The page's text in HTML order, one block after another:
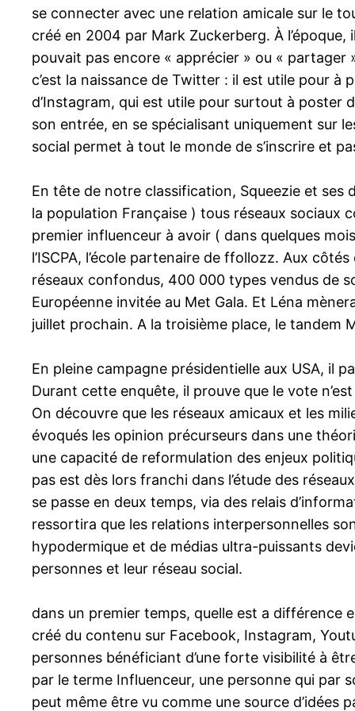
se connecter avec une relation amicale sur le
créé en 2004 par Mark Zuckerberg. À
pouvait pas encore « apprécier » ou «
c’est la naissance de Twitter : il est utile pour
d’Instagram, qui est utile pour surtout à poster
son entrée, en se spécialisant uniquement sur
social permet à tout le monde de s’inscrire et
En tête de notre classification, Squeezie et ses
la population Française ) tous réseaux sociaux
premier influenceur à avoir ( dans quelques
l’ISCPA, l’école partenaire de ffollozz. Aux
réseaux confondus, 400 000 types vendus de
Européenne invitée au Met Gala. Et Léna
juillet prochain. A la troisième place, le tandem
En pleine campagne présidentielle aux USA, il
Durant cette enquête, il prouve que le vote
On découvre que les réseaux amicaux et les
évoqués les opinion précurseurs dans une
une capacité de reformulation des enjeux
pas est dès lors franchi dans l’étude des
se passe en deux temps, via des relais
ressortira que les relations interpersonnelles
hypodermique et de médias ultra-puissants
personnes et leur réseau social.
dans un premier temps, quelle est a différence
créé du contenu sur Facebook, Instagram,
personnes bénéficiant d’une forte visibilité à
par le terme Influenceur, une personne qui par
peut même être vu comme une source d’idées